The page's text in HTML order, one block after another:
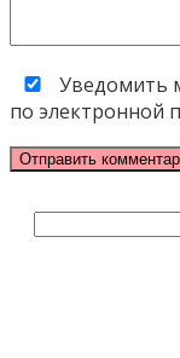
Уведомить
по электронной
Поиск: